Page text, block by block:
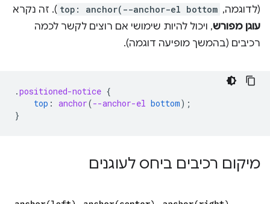
(לדוגמה, top: anchor(--anchor-el bottom ). זה נקרא
עוגן מפורש, ויכול להיות שימושי אם רוצים לקשר לכמה
רכיבים (בהמשך מופיעה דוגמה).
.positioned-notice {
top : anchor(--anchor-el bottom);
}
מיקום רכיבים ביחס לעוגנים